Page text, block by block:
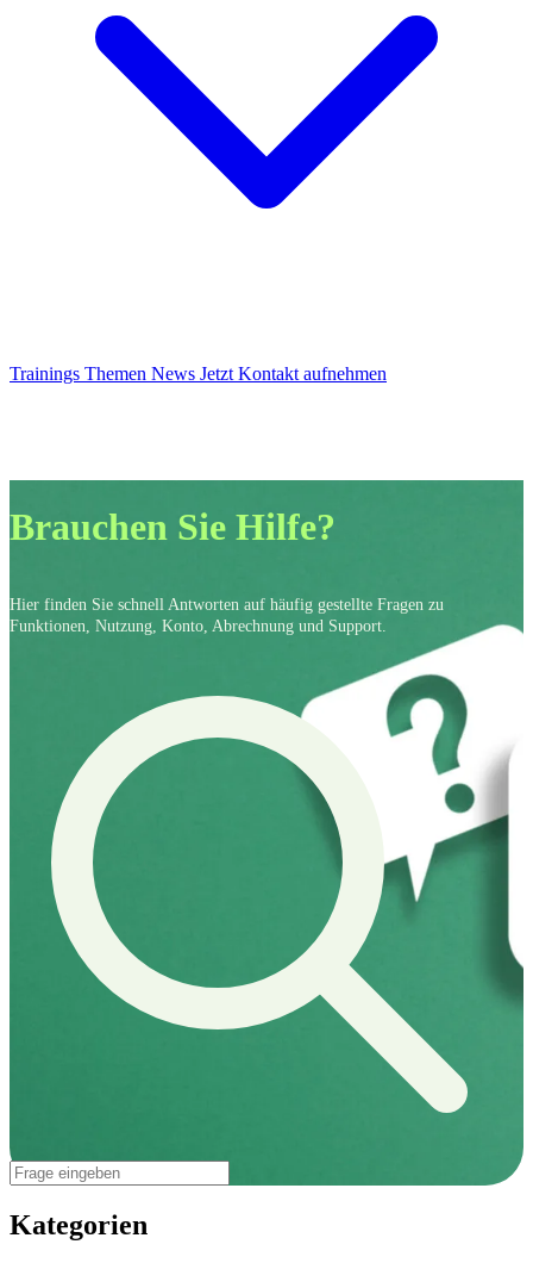
Trainings Themen News Jetzt Kontakt aufnehmen
Brauchen Sie Hilfe?
Hier finden Sie schnell Antworten auf häufig gestellte Fragen zu
Funktionen, Nutzung, Konto, Abrechnung und Support.
Kategorien